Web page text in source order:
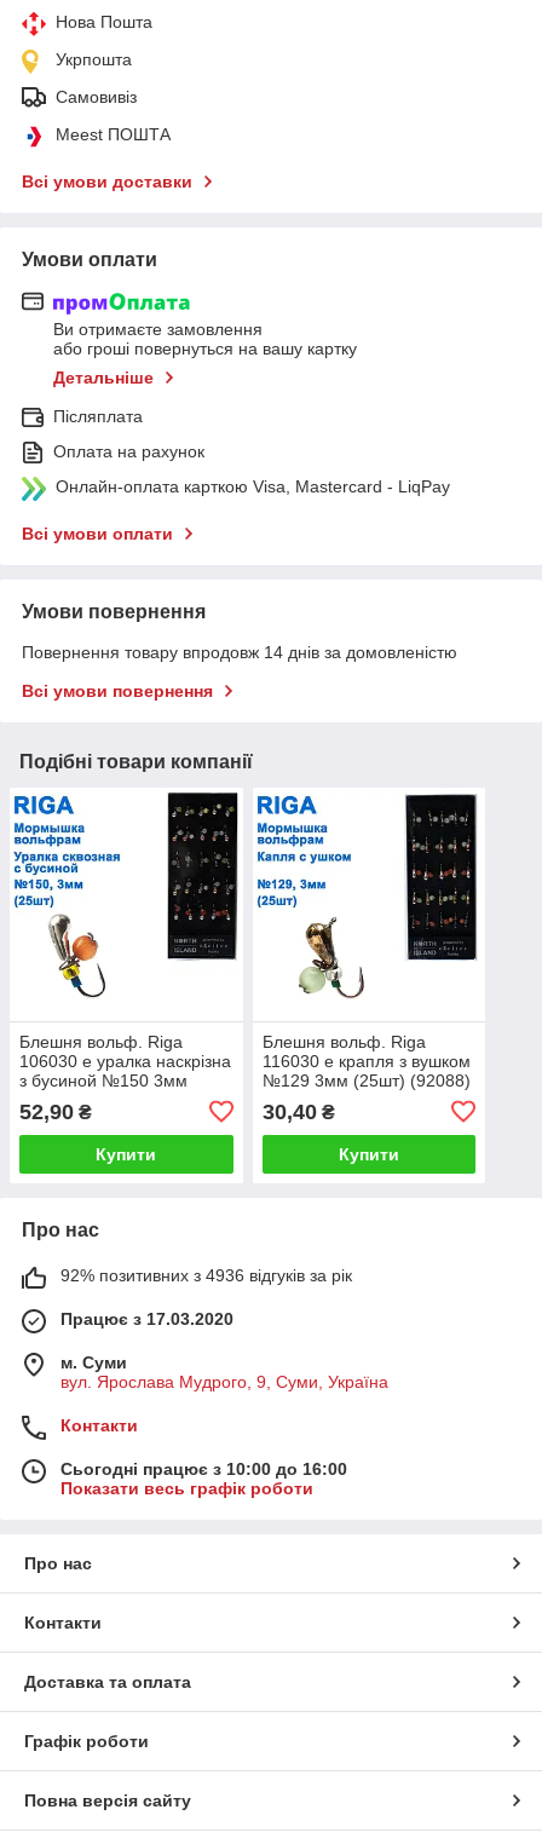
Нова Пошта
Укрпошта
Самовивіз
Meest ПОШТА
Всі умови доставки
Умови оплати
Ви отримаєте замовлення
або гроші повернуться на вашу картку
Детальніше
Післяплата
Оплата на рахунок
Онлайн-оплата карткою Visa, Mastercard - LiqPay
Всі умови оплати
Умови повернення
Повернення товару впродовж 14 днів за домовленістю
Всі умови повернення
Подібні товари компанії
Блешня вольф. Riga
106030 e уралка наскрізна
з бусиной №150 3мм
52,90 ₴
Купити
Блешня вольф. Riga
116030 e крапля з вушком
№129 3мм (25шт) (92088)
30,40₴
Купити
Про нас
92% позитивних з 4936 відгуків за рік
Працює з 17.03.2020
м. Суми
вул. Ярослава Мудрого, 9, Суми, Україна
Контакти
Сьогодні працює з 10:00 до 16:00
Показати весь графік роботи
Про нас
Контакти
Доставка та оплата
Графік роботи
Повна версія сайту